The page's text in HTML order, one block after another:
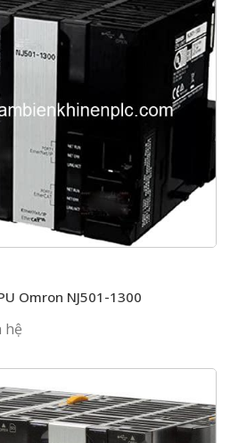
Omron NJ501-1300
hệ